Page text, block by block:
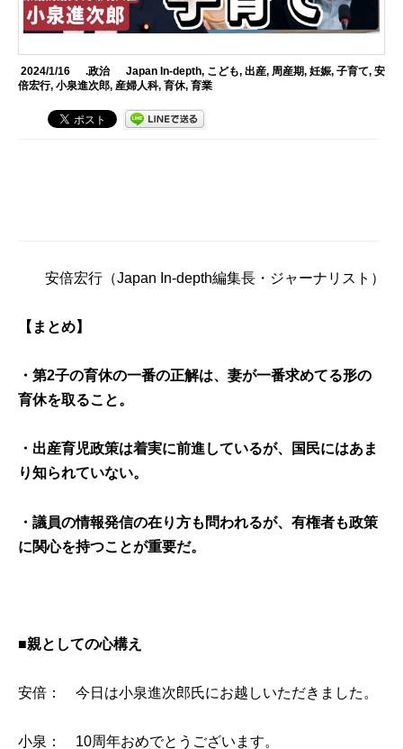
2024/1/16 .政治 Japan In-depth, こども, 出産, 周産期, 妊娠, 子育て, 安
倍宏行,小泉進次郎, 産婦人科,育休,育業
安倍宏行（Japan In-depth編集長・ジャーナリスト）
【まとめ】
・第2子の育休の一番の正解は、妻が一番求めてる形の
育休を取ること。
・出産育児政策は着実に前進しているが、国民にはあま
り知られていない。
・議員の情報発信の在り方も問われるが、有権者も政策
に関心を持つことが重要だ。
■親としての心構え
安倍： 今日は小泉進次郎氏にお越しいただきました。
小泉： 10周年おめでとうございます。